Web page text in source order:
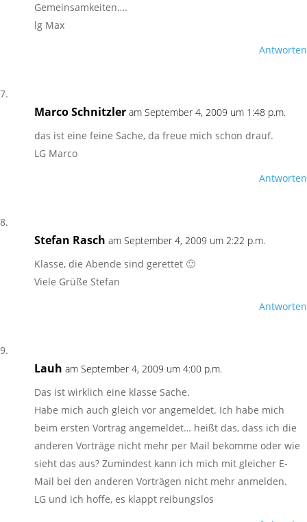
Gemeinsamkeiten….
lg Max
Antworten
Marco Schnitzler am September 4, 2009 um 1:48 p.m.
das ist eine feine Sache, da freue mich schon drauf.
LG Marco
Antworten
Stefan Rasch am September 4, 2009 um 2:22 p.m.
Klasse, die Abende sind gerettet 🙂
Viele Grüße Stefan
Antworten
Lauh am September 4, 2009 um 4:00 p.m.
Das ist wirklich eine klasse Sache.
Habe mich auch gleich vor angemeldet. Ich habe mich
beim ersten Vortrag angemeldet… heißt das, dass ich die
anderen Vorträge nicht mehr per Mail bekomme oder wie
sieht das aus? Zumindest kann ich mich mit gleicher E-
Mail bei den anderen Vorträgen nicht mehr anmelden.
LG und ich hoffe, es klappt reibungslos